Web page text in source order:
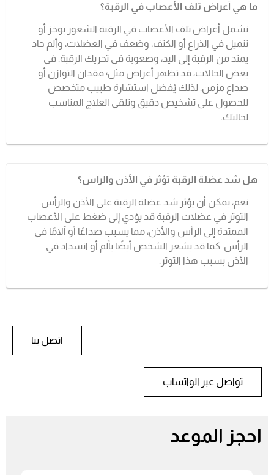
ما هي أعراض تلف الأعصاب في الرقبة؟
تشمل أعراض تلف الأعصاب في الرقبة الشعور بوخز أو
تنميل في الذراع أو الكتف، وضعف في العضلات، وألم حاد
يمتد من الرقبة إلى اليد، وصعوبة في تحريك الرقبة. في
بعض الحالات، قد تظهر أعراض مثل؛ فقدان التوازن أو
صداع مزمن. لذلك يُفضل استشارة طبيب متخصص
للحصول على تشخيص دقيق وتلقي العلاج المناسب
لحالتك.
هل شد عضلة الرقبة تؤثر في الأذن والراس؟
نعم، يمكن أن يؤثر شد عضلة الرقبة على الأذن والرأس.
التوتر في عضلات الرقبة قد يؤدي إلى ضغط على الأعصاب
الممتدة إلى الرأس والأذن، مما يسبب صداعًا أو آلامًا في
الرأس. كما قد يشعر الشخص أيضًا بألم أو انسداد في
الأذن بسبب هذا التوتر.
اتصل بنا
تواصل عبر الواتساب
احجز الموعد